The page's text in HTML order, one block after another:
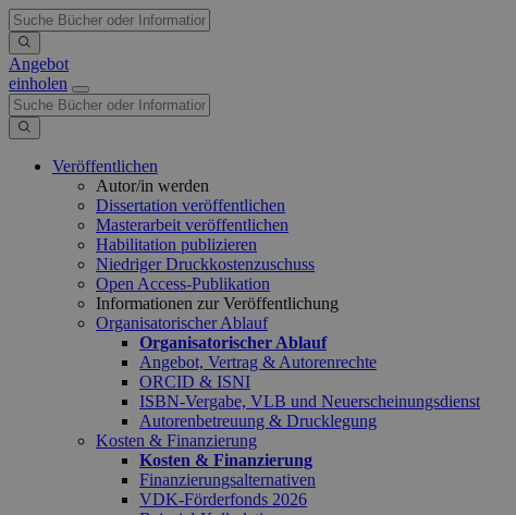
Angebot
einholen
Veröffentlichen
Autor/in werden
Dissertation veröffentlichen
Masterarbeit veröffentlichen
Habilitation publizieren
Niedriger Druckkostenzuschuss
Open Access-Publikation
Informationen zur Veröffentlichung
Organisatorischer Ablauf
Organisatorischer Ablauf
Angebot, Vertrag & Autorenrechte
ORCID & ISNI
ISBN-Vergabe, VLB und Neuerscheinungsdienst
Autorenbetreuung & Drucklegung
Kosten & Finanzierung
Kosten & Finanzierung
Finanzierungsalternativen
VDK-Förderfonds 2026